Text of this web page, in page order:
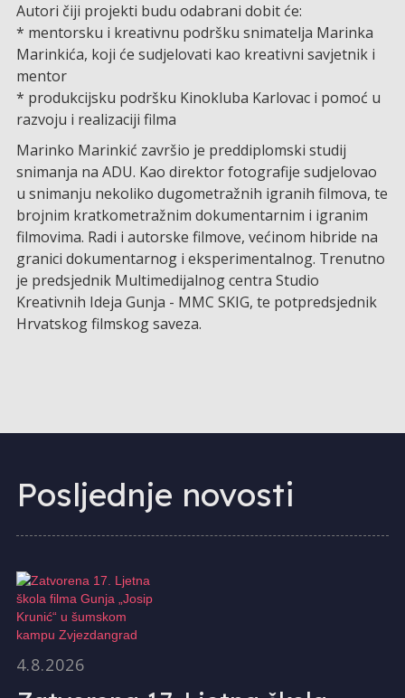
Autori čiji projekti budu odabrani dobit će:
* mentorsku i kreativnu podršku snimatelja Marinka
Marinkića, koji će sudjelovati kao kreativni savjetnik i
mentor
* produkcijsku podršku Kinokluba Karlovac i pomoć u
razvoju i realizaciji filma
Marinko Marinkić završio je preddiplomski studij
snimanja na ADU. Kao direktor fotografije sudjelovao
u snimanju nekoliko dugometražnih igranih filmova, te
brojnim kratkometražnim dokumentarnim i igranim
filmovima. Radi i autorske filmove, većinom hibride na
granici dokumentarnog i eksperimentalnog. Trenutno
je predsjednik Multimedijalnog centra Studio
Kreativnih Ideja Gunja - MMC SKIG, te potpredsjednik
Hrvatskog filmskog saveza.
Posljednje novosti
4.8.2026